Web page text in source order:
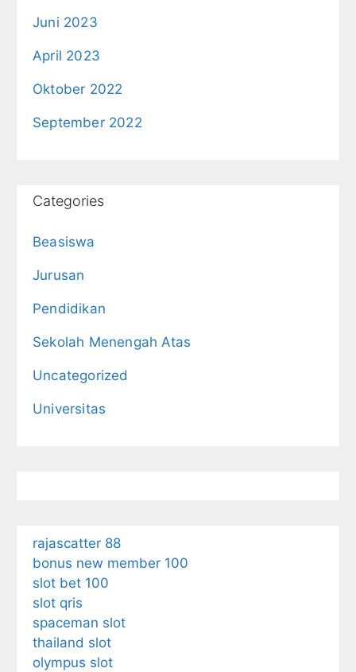
Juni 2023
April 2023
Oktober 2022
September 2022
Categories
Beasiswa
Jurusan
Pendidikan
Sekolah Menengah Atas
Uncategorized
Universitas
rajascatter 88
bonus new member 100
slot bet 100
slot qris
spaceman slot
thailand slot
olympus slot